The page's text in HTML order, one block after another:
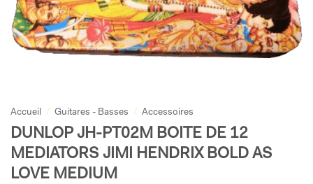
Accueil / Guitares - Basses / Accessoires
DUNLOP JH-PT02M BOITE DE 12
MEDIATORS JIMI HENDRIX BOLD AS
LOVE MEDIUM